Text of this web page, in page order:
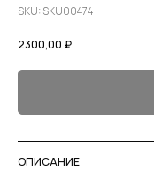
SKU: SKU00474
2300,00 ₽
ОПИСАНИЕ